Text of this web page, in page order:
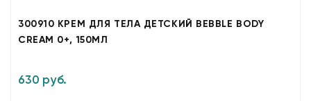
300910 КРЕМ ДЛЯ ТЕЛА ДЕТСКИЙ BEBBLE BODY
CREAM 0+, 150МЛ
630 руб.